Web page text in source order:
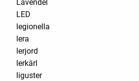
Lavendel
LED
legionella
lera
lerjord
lerkärl
liguster